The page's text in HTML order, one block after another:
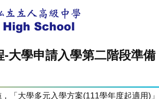
-大學申請入學第二階段準備
「大學多元入學方案(111學年度起適用)」